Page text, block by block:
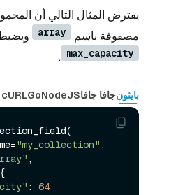
يفترض المثال التالي أن
مصفوفة باسم
array
max_capacity
.
بايثونجافا جافاNodeJS
Go
cURL
"my_collection" ,
,
: 64